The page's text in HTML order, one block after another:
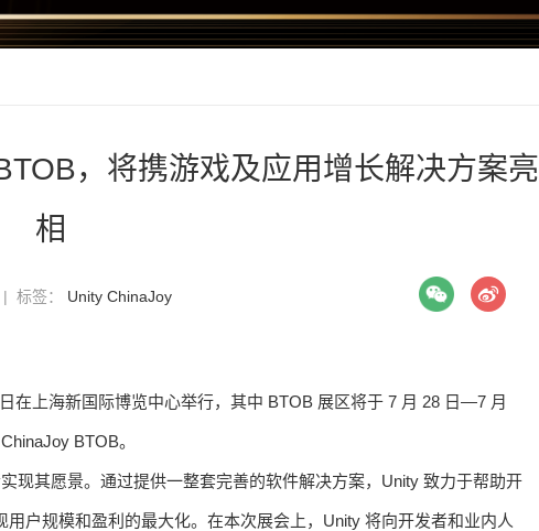
，将携游戏及应用增长解决方案亮
相
标签： Unity ChinaJoy
在上海新国际博览中心举行，其中 BTOB 展区将于 7 月 28 日—7 月
BTOB。
现其愿景。通过提供一整套完善的软件解决方案，Unity 致力于帮助开
户规模和盈利的最大化。在本次展会上，Unity 将向开发者和业内人